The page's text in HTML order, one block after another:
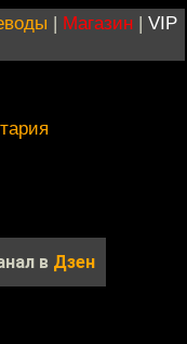
| Магазин | VIP
в Дзен